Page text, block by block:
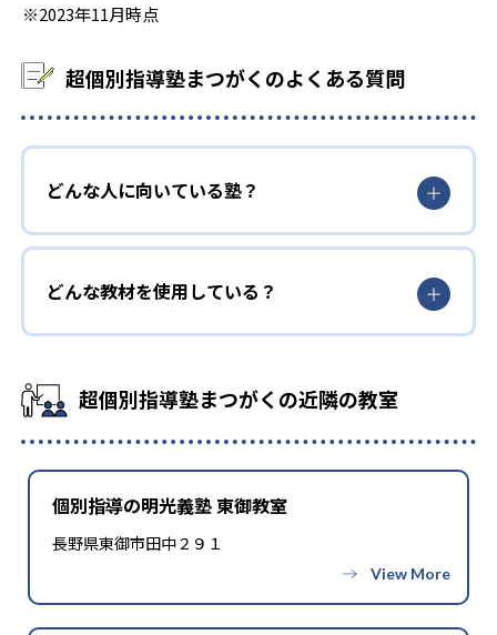
※2023年11月時点
超個別指導塾まつがくのよくある質問
どんな人に向いている塾？
どんな教材を使用している？
超個別指導塾まつがくの近隣の教室
個別指導の明光義塾 東御教室
長野県東御市田中２９１